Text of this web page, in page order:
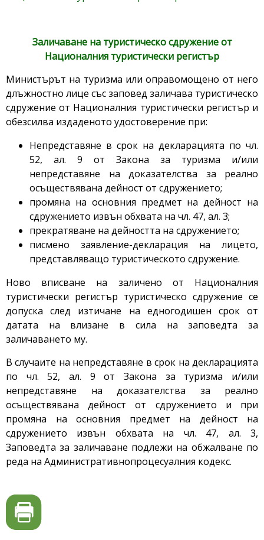
Заличаване на туристическо сдружение от
Националния туристически регистър
Министърът на туризма или оправомощено от него
длъжностно лице със заповед заличава туристическо
сдружение от Националния туристически регистър и
обезсилва издаденото удостоверение при:
Непредставяне в срок на декларацията по чл.
52, ал. 9 от Закона за туризма и/или
непредставяне на доказателства за реално
осъществявана дейност от сдружението;
промяна на основния предмет на дейност на
сдружението извън обхвата на чл. 47, ал. 3;
прекратяване на дейността на сдружението;
писмено заявление-декларация на лицето,
представляващо туристическото сдружение.
Ново вписване на заличено от Националния
туристически регистър туристическо сдружение се
допуска след изтичане на едногодишен срок от
датата на влизане в сила на заповедта за
заличаването му.
В случаите на непредставяне в срок на декларацията
по чл. 52, ал. 9 от Закона за туризма и/или
непредставяне на доказателства за реално
осъществявана дейност от сдружението и при
промяна на основния предмет на дейност на
сдружението извън обхвата на чл. 47, ал. 3,
Заповедта за заличаване подлежи на обжалване по
реда на Административнопроцесуалния кодекс.